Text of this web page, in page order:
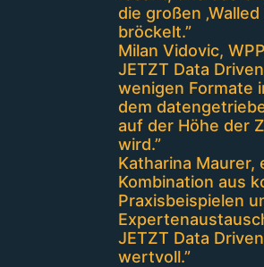
die großen ‚Walled
bröckelt.”
Milan Vidovic,
JETZT Data
wenigen Formate
dem
auf der Höhe der
wird.”
Katharina Maurer,
Kombination aus
Praxisbeispielen
JETZT Data
wertvoll.”